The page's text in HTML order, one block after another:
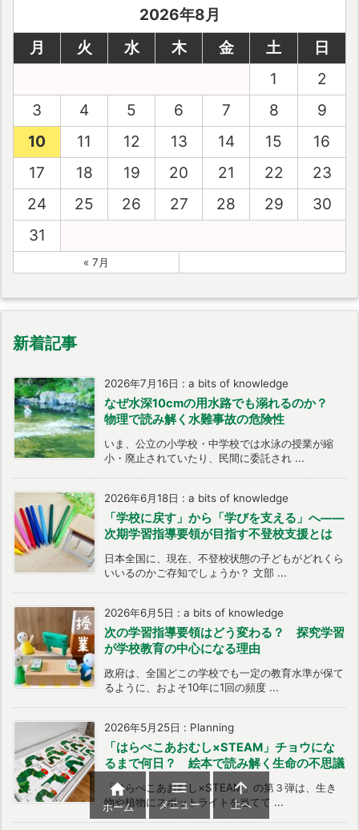
2026年8月
月
火 水 木 金 土
日
1
2
3
4 5 6 7 8
9
10
11 12 13 14 15
16
17
18 19 20 21 22
23
24
25 26 27 28 29
30
31
« 7月
新着記事
2026年7月16日 : a bits of knowledge
なぜ水深10cmの用水路でも溺れるのか？
物理で読み解く水難事故の危険性
いま、公立の小学校・中学校では水泳の授業が縮
小・廃止されていたり、民間に委託され ...
2026年6月18日 : a bits of knowledge
「学校に戻す」から「学びを支える」へ――
次期学習指導要領が目指す不登校支援とは
日本全国に、現在、不登校状態の子どもがどれくら
いいるのかご存知でしょうか？ 文部 ...
2026年6月5日 : a bits of knowledge
次の学習指導要領はどう変わる？ 探究学習
が学校教育の中心になる理由
政府は、全国どこの学校でも一定の教育水準が保て
るように、およそ10年に1回の頻度 ...
2026年5月25日 : Planning
「はらぺこあおむし×STEAM」チョウにな
るまで何日？ 絵本で読み解く生命の不思議
「はらぺこあおむし×STEAM」の第３弾は、生き
物や植物にスポットライトを当てて ...

ホーム

メニュー

上へ